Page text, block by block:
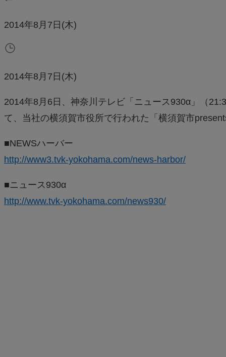
2014年8月7日(木)
2014年8月7日(木)
2014年8月6日、神奈川テレビ「ニュース930α」（
て、当社の横須賀市役所で行われた「横須賀市
■NEWSハーバー
http://www3.tvk-yokohama.com/news-harbor/
■ニュース930α
http://www.tvk-yokohama.com/news930/